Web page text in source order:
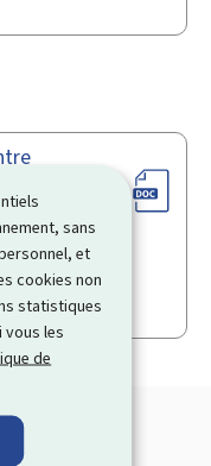
sans
et
cookies non
statistiques
vous les
de
décision